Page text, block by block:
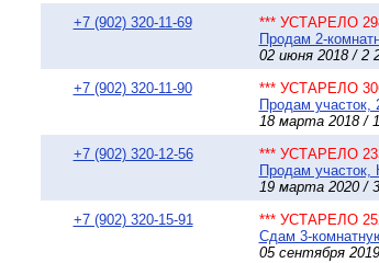
+7 (902) 320-11-69
*** УСТАРЕЛО
Продам 2-
02 июня 2018 / 2
+7 (902) 320-11-90
*** УСТАРЕЛО
Продам участок,
18 марта 2018 /
+7 (902) 320-12-56
*** УСТАРЕЛО
Продам участок,
19 марта 2020 /
+7 (902) 320-15-91
*** УСТАРЕЛО
Сдам 3-
05 сентября